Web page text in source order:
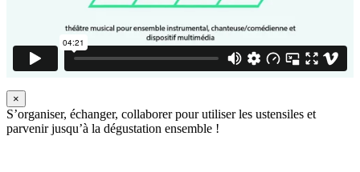
×
S’organiser, échanger, collaborer pour utiliser les ustensiles et
parvenir jusqu’à la dégustation ensemble !